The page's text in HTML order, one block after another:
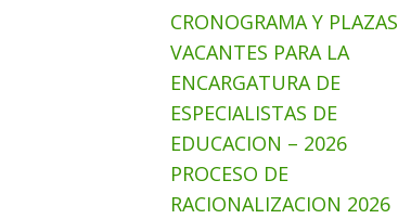
CRONOGRAMA Y PLAZAS
VACANTES PARA LA
ENCARGATURA DE
ESPECIALISTAS DE
EDUCACION – 2026
PROCESO DE
RACIONALIZACION 2026